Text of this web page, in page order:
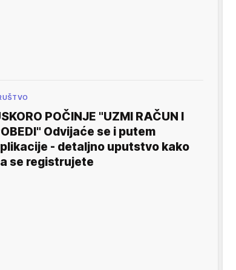
POČINJE "UZMI RAČUN I
Odvijaće se i putem
- detaljno uputstvo kako
se registrujete